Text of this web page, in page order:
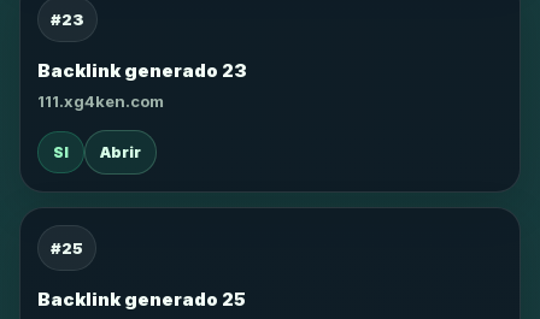
#23
Backlink generado 23
111.xg4ken.com
SI Abrir
#25
Backlink generado 25